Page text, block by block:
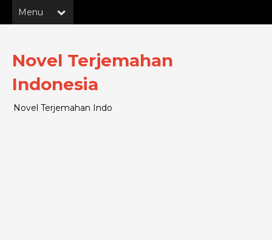
Novel Terjemahan
Indonesia
Novel Terjemahan Indo